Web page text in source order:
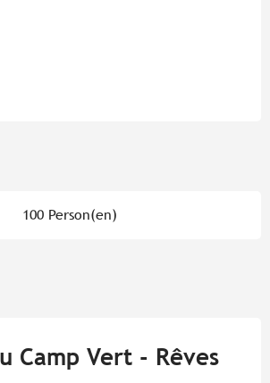
100 Person(en)
Camp Vert - Rêves